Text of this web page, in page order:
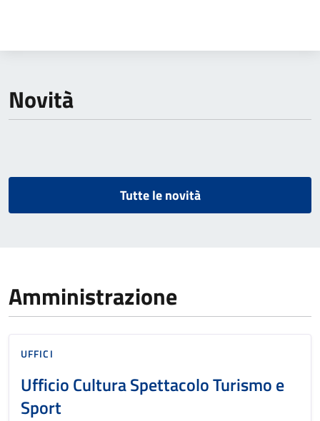
Novità
Tutte le novità
Amministrazione
UFFICI
Ufficio Cultura Spettacolo Turismo e
Sport